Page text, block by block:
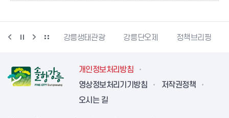
동물사랑센터 강릉생태관광 강릉단오제 정책브리핑
개인정보처리방침
영상정보처리기기방침
저작권정책
오시는 길